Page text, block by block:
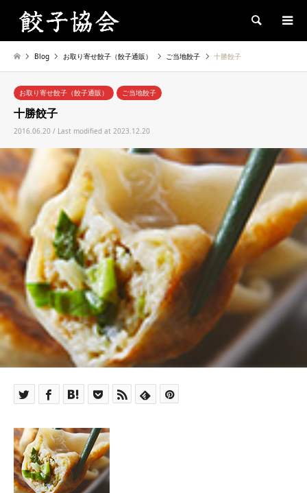
Search
Blog お取り寄せ餃子（餃子通販） ご当地餃子 十勝餃子
お取り寄せ餃子（餃子通販） ご当地餃子
十勝餃子
2016.06.20 / Last modified at 2023.12.20